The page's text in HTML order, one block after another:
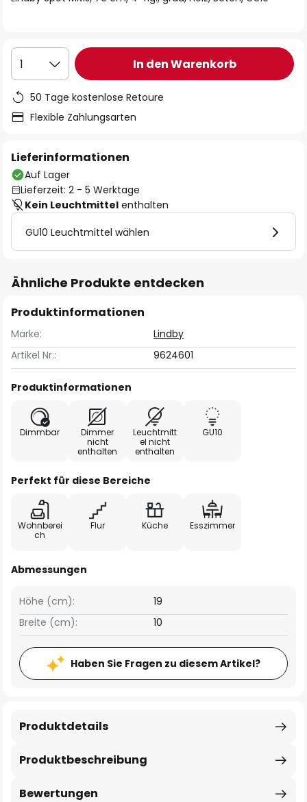
1 In den Warenkorb
50 Tage kostenlose Retoure
Flexible Zahlungsarten
Lieferinformationen
Auf Lager
Lieferzeit: 2 - 5 Werktage
Kein Leuchtmittel enthalten
GU10 Leuchtmittel wählen
Ähnliche Produkte entdecken
Produktinformationen
Marke:
Lindby
Artikel Nr.:
9624601
Produktinformationen
Dimmbar
Dimmer
nicht
enthalten
Leuchtmitt
el nicht
enthalten
GU10
Perfekt für diese Bereiche
Wohnberei
ch
Flur Küche Esszimmer
Abmessungen
Breite (cm): 10
Höhe (cm): 19
Haben Sie Fragen zu diesem Artikel?
Produktbeschreibung
Produktdetails
Bewertungen